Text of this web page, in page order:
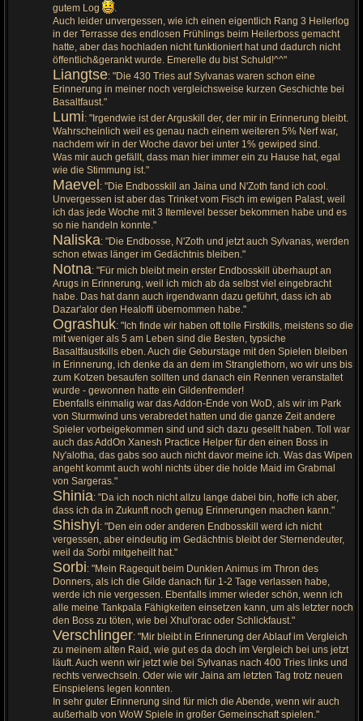
gutem Log
Auch leider unvergessen, wie ich einen eigentlich Rang 3 Heilerlog
in der Terrasse des endlosen Frühlings beim Heilerboss gemacht
hatte, aber das hochladen nicht funktioniert hat und dadurch nicht
öffentlich&gerankt wurde. Emerelle du bist Schuld!^^"
Liangtse: "Die 430 Tries auf Sylvanas waren schon eine
Erinnerung in meiner noch vergleichsweise kurzen Geschichte bei
Basaltfaust."
Lumi: "Irgendwie ist der Arguskill der, der mir in Erinnerung bleibt.
Wahrscheinlich weil es genau nach einem weiteren 5% Nerf war,
nachdem wir in der Woche davor bei unter 1% gewiped sind.
Was mir auch gefällt, dass man hier immer ein zu Hause hat, egal
wie die Stimmung ist."
Maevel: "Die Endbosskill an Jaina und N'Zoth fand ich cool.
Unvergessen ist aber das Trinket vom Fisch im ewigen Palast, weil
ich das jede Woche mit 3 Itemlevel besser bekommen habe und es
so nie handeln konnte."
Naliska: "Die Endbosse, N'Zoth und jetzt auch Sylvanas, werden
schon etwas länger im Gedächtnis bleiben."
Notna: "Für mich bleibt mein erster Endbosskill überhaupt an
Arugs in Erinnerung, weil ich mich ab da selbst viel eingebracht
habe. Das hat dann auch irgendwann dazu geführt, dass ich ab
Dazar'alor den Healoffi übernommen habe."
Ograshuk: "Ich finde wir haben oft tolle Firstkills, meistens so die
mit weniger als 5 am Leben sind die Besten, typsiche
Basaltfaustkills eben. Auch die Geburstage mit den Spielen bleiben
in Erinnerung, ich denke da an dem im Stranglethorn, wo wir uns bis
zum Kotzen besaufen sollten und danach ein Rennen veranstaltet
wurde - gewonnen hatte ein Gildenfremder!
Ebenfalls einmalig war das Addon-Ende von WoD, als wir im Park
von Sturmwind uns verabredet hatten und die ganze Zeit andere
Spieler vorbeigekommen sind und sich dazu gesellt haben. Toll war
auch das AddOn Xanesh Practice Helper für den einen Boss in
Ny'alotha, das gabs soo auch nicht davor meine ich. Was das Wipen
angeht kommt auch wohl nichts über die holde Maid im Grabmal
von Sargeras."
Shinia: "Da ich noch nicht allzu lange dabei bin, hoffe ich aber,
dass ich da in Zukunft noch genug Erinnerungen machen kann."
Shishyi: "Den ein oder anderen Endbosskill werd ich nicht
vergessen, aber eindeutig im Gedächtnis bleibt der Sternendeuter,
weil da Sorbi mitgeheilt hat."
Sorbi: "Mein Ragequit beim Dunklen Animus im Thron des
Donners, als ich die Gilde danach für 1-2 Tage verlassen habe,
werde ich nie vergessen. Ebenfalls immer wieder schön, wenn ich
alle meine Tankpala Fähigkeiten einsetzen kann, um als letzter noch
den Boss zu töten, wie bei Xhul'orac oder Schlickfaust."
Verschlinger: "Mir bleibt in Erinnerung der Ablauf im Vergleich
zu meinem alten Raid, wie gut es da doch im Vergleich bei uns jetzt
läuft. Auch wenn wir jetzt wie bei Sylvanas nach 400 Tries links und
rechts verwechseln. Oder wie wir Jaina am letzten Tag trotz neuen
Einspielens legen konnten.
In sehr guter Erinnerung sind für mich die Abende, wenn wir auch
außerhalb von WoW Spiele in großer Gemeinschaft spielen."